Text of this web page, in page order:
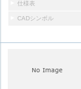
仕様表
CADシンボル